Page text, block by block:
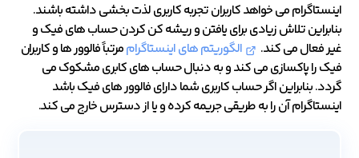
اینستاگرام می خواهد کاربران تجربه کاربری لذت بخشی داشته باشند.
بنابراین تلاش زیادی برای یافتن و ریشه کن کردن حساب های فیک و
غیر فعال می کند.
الگوریتم های اینستاگراممرتباً فالوور ها و کاربران
فیک را پاکسازی می کند و به دنبال حساب های کابری مشکوک می
گردد. بنابراین اگر حساب کاربری شما دارای فالوور های فیک باشد
اینستاگرام آن را به طریقی جریمه کرده و یا از دسترس خارج می کند.